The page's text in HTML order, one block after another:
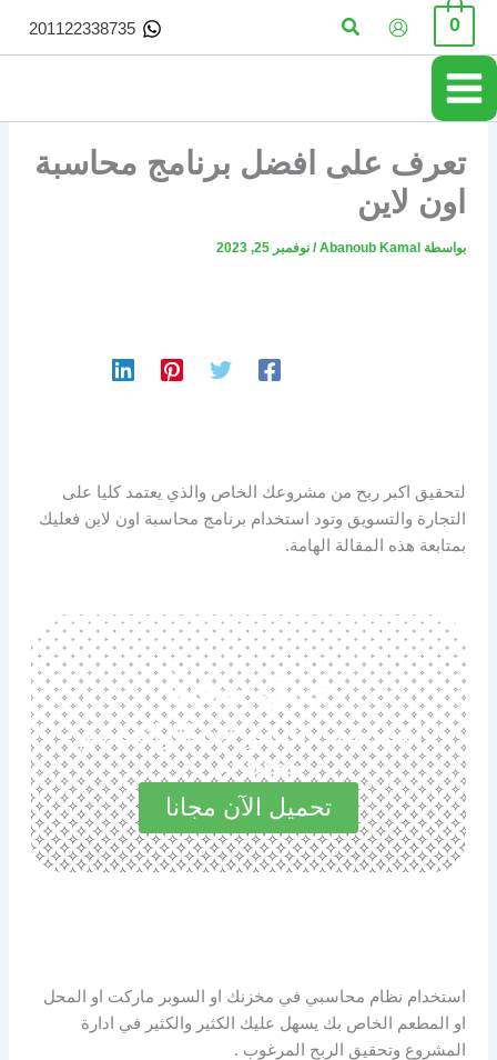
تخطي
المحتوى
0 البحث 201122338735
تعرف على افضل برنامج محاسبة
اون لاين
بواسطة Abanoub Kamal
/ نوفمبر 25, 2023
لتحقيق اكبر ربح من مشروعك الخاص والذي يعتمد كليا على
التجارة والتسويق وتود استخدام برنامج محاسبة اون لاين فعليك
بمتابعة هذه المقالة الهامة.
حمل مجانا
استكشف المميزات الرائعة في
مجاناً الآن
تحميل الآن مجانا
استخدام نظام محاسبي في مخزنك او السوبر ماركت او المحل
او المطعم الخاص بك يسهل عليك الكثير والكثير في ادارة
المشروع وتحقيق الربح المرغوب .